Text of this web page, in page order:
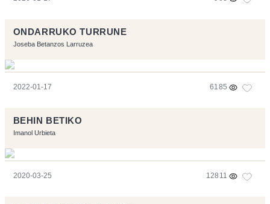
ONDARRUKO TURRUNE
Joseba Betanzos Larruzea
2022-01-17 6185
BEHIN BETIKO
Imanol Urbieta
2020-03-25 12811